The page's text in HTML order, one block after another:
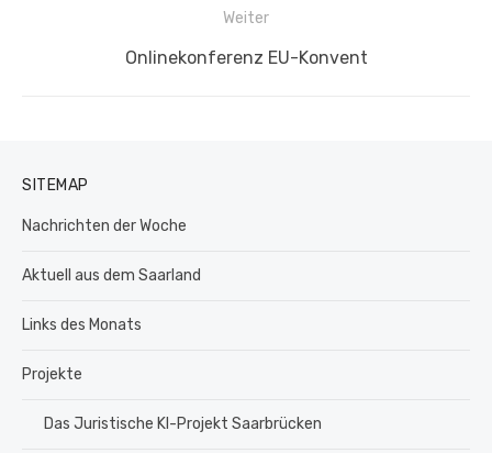
Weiter
Nächster
Onlinekonferenz EU-Konvent
SITEMAP
Nachrichten der Woche
Aktuell aus dem Saarland
Links des Monats
Projekte
Das Juristische KI-Projekt Saarbrücken